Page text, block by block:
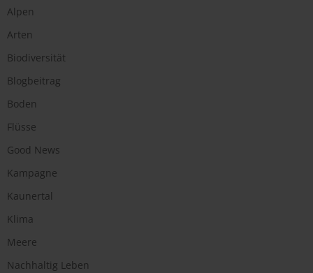
Alpen
Arten
Biodiversität
Blogbeitrag
Boden
Flüsse
Good News
Kampagne
Kaunertal
Klima
Meere
Nachhaltig Leben